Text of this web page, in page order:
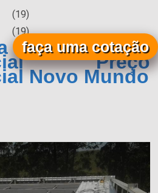
(19)
(19)
Metálica
Preço
Novo Mundo
faça uma cotação